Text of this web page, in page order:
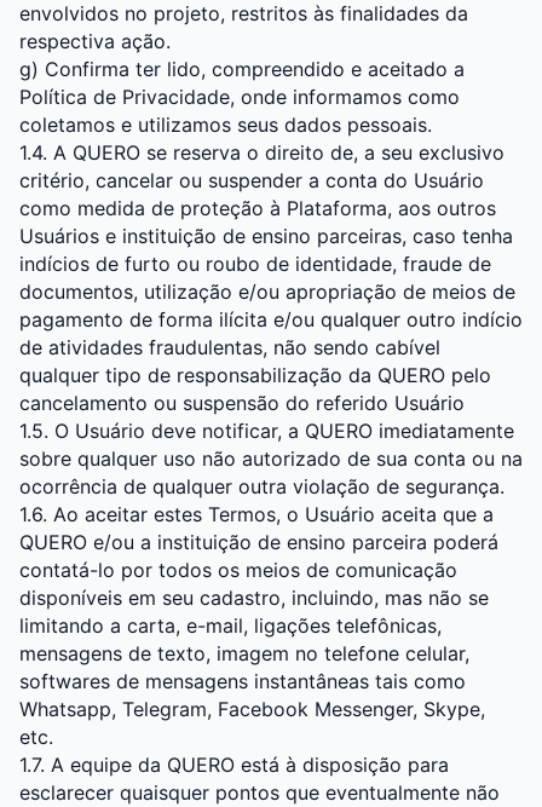
envolvidos no projeto, restritos às finalidades da
respectiva ação.
g) Confirma ter lido, compreendido e aceitado a
Política de Privacidade, onde informamos como
coletamos e utilizamos seus dados pessoais.
1.4. A QUERO se reserva o direito de, a seu exclusivo
critério, cancelar ou suspender a conta do Usuário
como medida de proteção à Plataforma, aos outros
Usuários e instituição de ensino parceiras, caso tenha
indícios de furto ou roubo de identidade, fraude de
documentos, utilização e/ou apropriação de meios de
pagamento de forma ilícita e/ou qualquer outro indício
de atividades fraudulentas, não sendo cabível
qualquer tipo de responsabilização da QUERO pelo
cancelamento ou suspensão do referido Usuário
1.5. O Usuário deve notificar, a QUERO imediatamente
sobre qualquer uso não autorizado de sua conta ou na
ocorrência de qualquer outra violação de segurança.
1.6. Ao aceitar estes Termos, o Usuário aceita que a
QUERO e/ou a instituição de ensino parceira poderá
contatá-lo por todos os meios de comunicação
disponíveis em seu cadastro, incluindo, mas não se
limitando a carta, e-mail, ligações telefônicas,
mensagens de texto, imagem no telefone celular,
softwares de mensagens instantâneas tais como
Whatsapp, Telegram, Facebook Messenger, Skype,
etc.
1.7. A equipe da QUERO está à disposição para
esclarecer quaisquer pontos que eventualmente não